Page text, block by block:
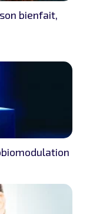
bienfait,